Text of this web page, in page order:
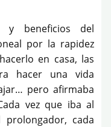
y beneficios del
por la rapidez
en casa, las
hacer una vida
pero afirmaba
vez que iba al
cada